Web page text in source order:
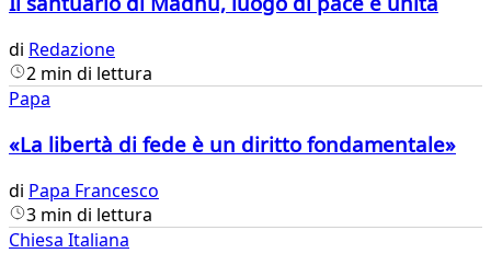
di Redazione
2 min di lettura
Papa
«La libertà di fede è un diritto fondamentale»
di Papa Francesco
3 min di lettura
Chiesa Italiana